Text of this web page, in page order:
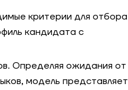
критерии для отбора
кандидата с
Определяя ожидания от
модель представляет